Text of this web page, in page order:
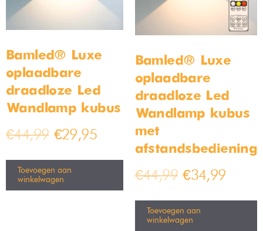
Badkamer lampen:
In de badkamer heb je helder licht
nodig. Bij de spiegel ga je voor 2000-4000 lumen, zodat elk
detail zichtbaar is. Voor de rest van de
is
1000-2000 lumen meer dan genoeg.
Verlichting voor elke ruimte bij
Bamled!
Bamled biedtbinnenverlichting
voor elke ruimte aan. Zo hoef je
dus nooit verder te zoeken, ons assortiment heeft alles wat je
nodig hebt! Maak je slaapkamer lekker gezellig en knus of
zorg voor een goed belichte keuken om heerlijke gerechten in
te koken, het kan allemaal. Onze klanten geven ons niet voor
niks een 4.4/5! Stel ons gerust een vraag om erachter te
komen welke lamp ideaal is voor jou. Niet tevreden? Stuur dan
binnen 30 dagen je lamp terug en wij zorgen dat jij toch de
lamp van je dromen kan vinden.